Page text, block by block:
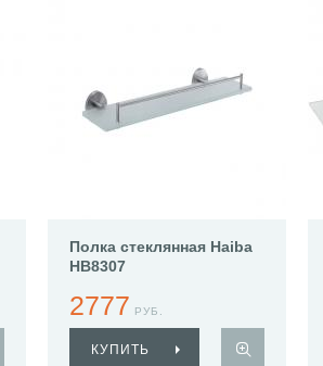
Полка стеклянная Haiba
HB8307
2777 РУБ.
КУПИТЬ